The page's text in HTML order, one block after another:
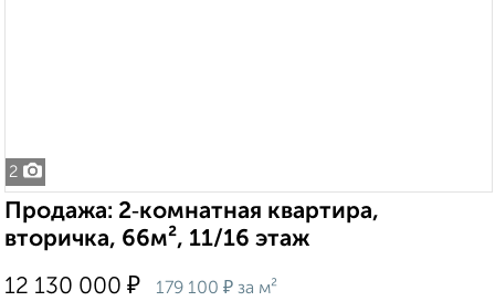
2
Продажа: 2‑комнатная квартира,
вторичка, 66м², 11/16 этаж
12 130 000 ₽ 179 100 ₽ за м²